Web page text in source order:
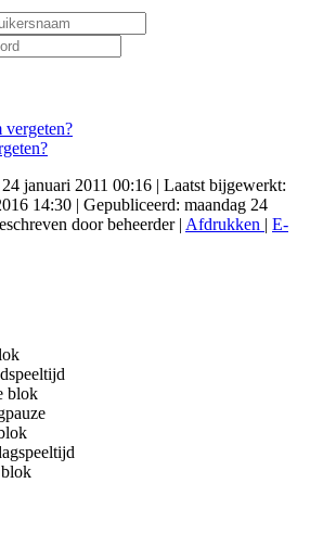
vergeten?
januari 2011 00:16 | Laatst bijgewerkt:
14:30 | Gepubliceerd: maandag 24
door beheerder| Afdrukken | E-
blok